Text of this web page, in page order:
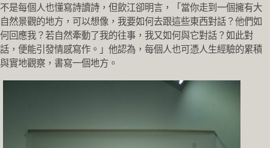
不是每個人也懂寫詩讀詩，但飲江卻明言，「當你走到一個擁有大
自然景觀的地方，可以想像，我要如何去跟這些東西對話？他們如
何回應我？若自然牽動了我的往事，我又如何與它對話？如此對
話，便能引發情感寫作。」他認為，每個人也可憑人生經驗的累積
與實地觀察，書寫一個地方。